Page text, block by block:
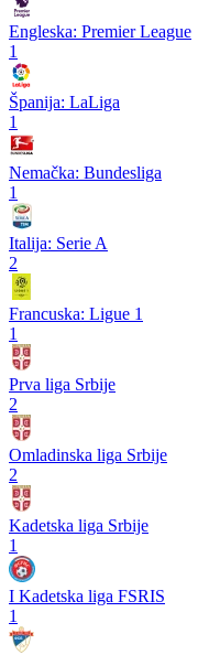
Engleska: Premier League
1
Španija: LaLiga
1
Nemačka: Bundesliga
1
Italija: Serie A
2
Francuska: Ligue 1
1
Prva liga Srbije
2
Omladinska liga Srbije
2
Kadetska liga Srbije
1
I Kadetska liga FSRIS
1